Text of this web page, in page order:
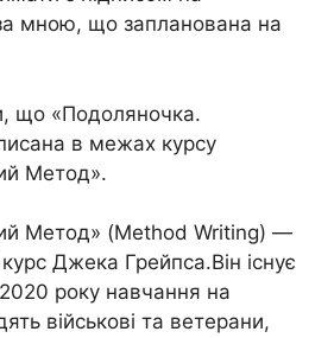
мною, що запланована на
що «Подоляночка.
в межах курсу
Метод».
Метод» (Method Writing) —
Джека Грейпса.Він існує
року навчання на
військові та ветерани,